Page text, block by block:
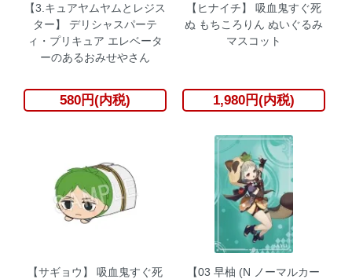
【3.キュアヤムヤムとレジス
ター】 デリシャスパーテ
ィ・プリキュア エレベータ
ーのあるおみせやさん
580円(内税)
【ヒナイチ】 吸血鬼すぐ死
ぬ もちころりん ぬいぐるみ
マスコット
1,980円(内税)
【サギョウ】 吸血鬼すぐ死
【03 早柚 (N ノーマルカー